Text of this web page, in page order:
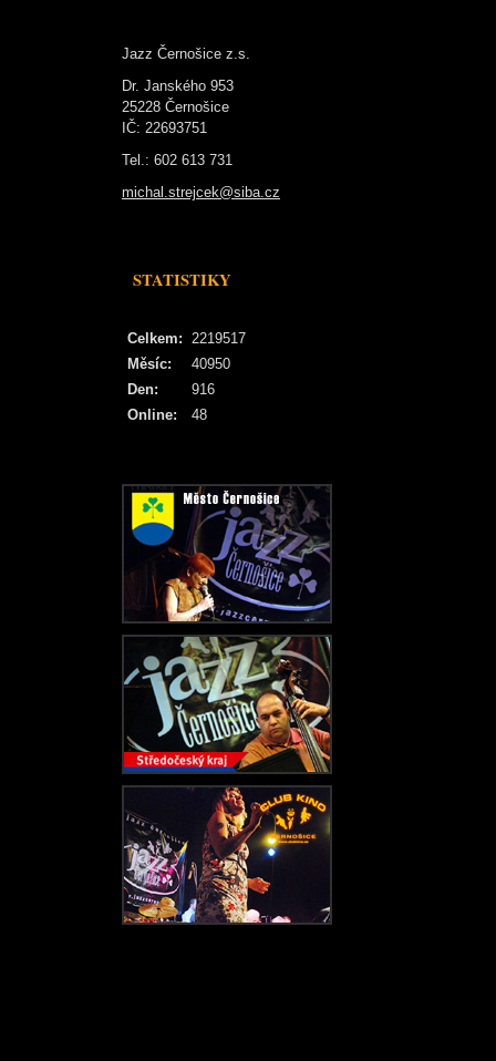
Jazz Černošice z.s.
Dr. Janského 953
25228 Černošice
IČ: 22693751
Tel.: 602 613 731
michal.strejcek@siba.cz
STATISTIKY
Online: 48
Celkem: 2219517
Měsíc:
40950
Den:
916